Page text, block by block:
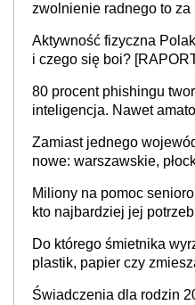
zwolnienie radnego to za
sprawy
Aktywność fizyczna
i czego się boi?
80 procent phishingu
inteligencja. Nawet
Zamiast jednego
nowe: warszawskie,
stołecznych
Miliony na pomoc
kto najbardziej jej
Do którego śmietnika
plastik, papier czy
Świadczenia dla rodzin